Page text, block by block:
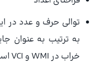
توالی حرف و عدد در
به ترتیب به عنوان
خراب در WMI و VCI استفاده می شوند.